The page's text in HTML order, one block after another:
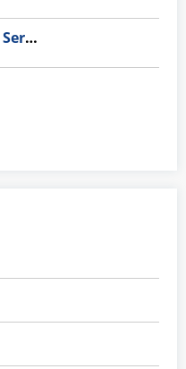
PT Reska Multi Usaha (KAI Services)